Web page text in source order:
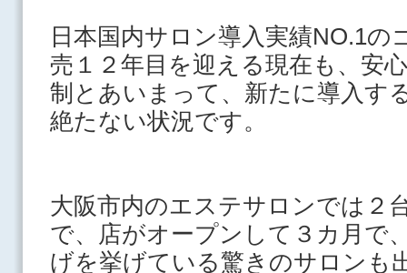
日本国内サロン導入実績NO.1の
売１２年目を迎える現在も、 安
制とあいまって、 新たに導入す
絶たない状況です。
大阪市内のエステサロンでは ２
で、店がオープンして３カ月で
げを挙げている驚きのサロンも